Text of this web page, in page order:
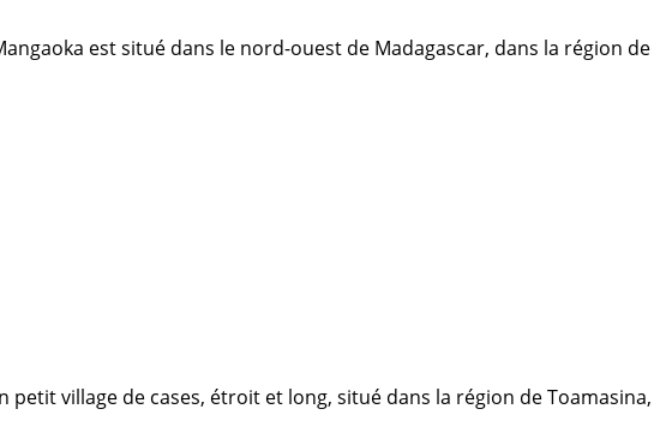
est situé dans le nord-ouest de Madagascar, dans la région
village de cases, étroit et long, situé dans la région de